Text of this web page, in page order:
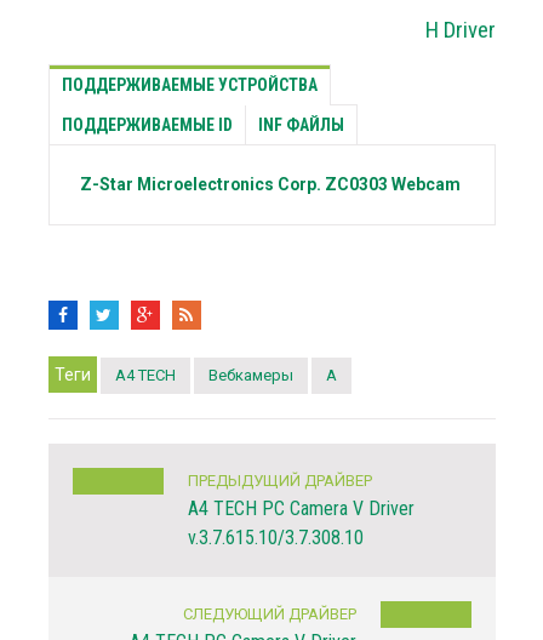
H Driver
ПОДДЕРЖИВАЕМЫЕ УСТРОЙСТВА
ПОДДЕРЖИВАЕМЫЕ ID INF ФАЙЛЫ
Z-Star Microelectronics Corp. ZC0303 Webcam
Теги A4 TECH Вебкамеры A
ПРЕДЫДУЩИЙ ДРАЙВЕР
A4 TECH PC Camera V Driver
v.3.7.615.10/3.7.308.10
СЛЕДУЮЩИЙ ДРАЙВЕР